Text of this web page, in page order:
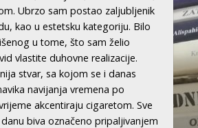
Ubrzo sam postao zaljubljenik
kao u estetsku kategoriju. Bilo
u tome, što sam želio
vlastite duhovne realizacije.
stvar, sa kojom se i danas
navijanja vremena po
akcentiraju cigaretom. Sve
biva označeno pripaljivanjem